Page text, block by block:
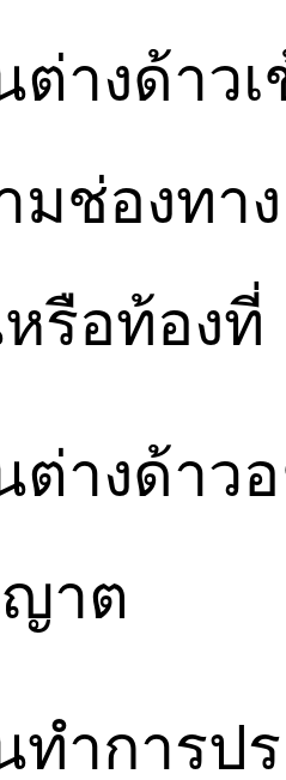
ต่างด้าว
มช่องทา
รือท้องที่
ต่างด้าว
าต
ทำการ